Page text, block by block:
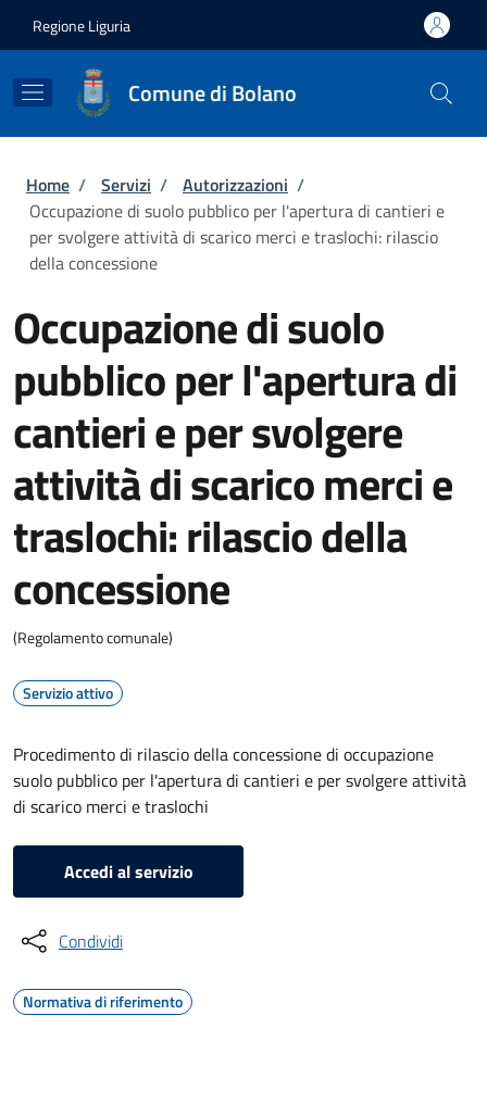
Regione Liguria
Comune di Bolano
Briciole di pane
Home / Servizi / Autorizzazioni /
Occupazione di suolo pubblico per l'apertura di cantieri e
per svolgere attività di scarico merci e traslochi: rilascio
della concessione
Occupazione di suolo
pubblico per l'apertura di
cantieri e per svolgere
attività di scarico merci e
traslochi: rilascio della
concessione
(Regolamento comunale)
Servizio attivo
Procedimento di rilascio della concessione di occupazione
suolo pubblico per l'apertura di cantieri e per svolgere attività
di scarico merci e traslochi
Accedi al servizio
Condividi
Normativa di riferimento